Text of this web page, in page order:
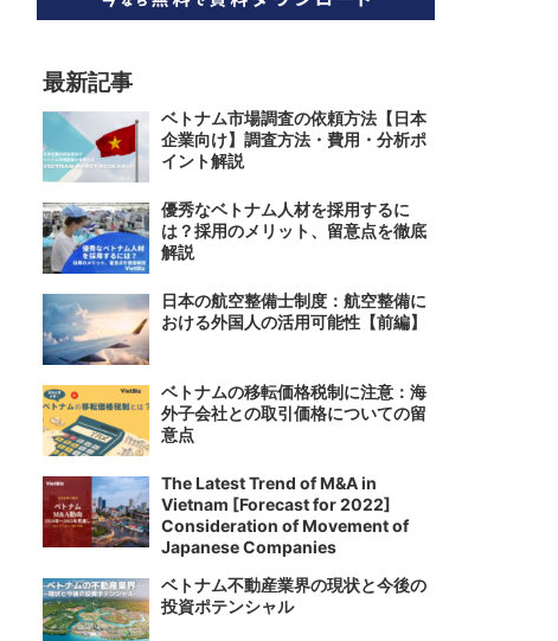
政治
最新記事
ベトナム市場調査の依頼方法【日本
企業向け】調査方法・費用・分析ポ
イント解説
優秀なベトナム人材を採用するに
は？採用のメリット、留意点を徹底
解説
日本の航空整備士制度：航空整備に
おける外国人の活用可能性【前編】
ベトナムの移転価格税制に注意：海
外子会社との取引価格についての留
意点
The Latest Trend of M&A in
Vietnam [Forecast for 2022]
Consideration of Movement of
Japanese Companies
ベトナム不動産業界の現状と今後の
投資ポテンシャル